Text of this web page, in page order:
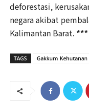
deforestasi,
negara akibat
Kalimantan Barat. ***
TAGS Gakkum Kehutanan